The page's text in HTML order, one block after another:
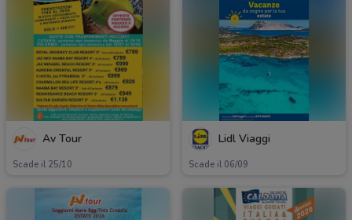
Av Tour
Scade il 25/10
Lidl Viaggi
Scade il 06/09